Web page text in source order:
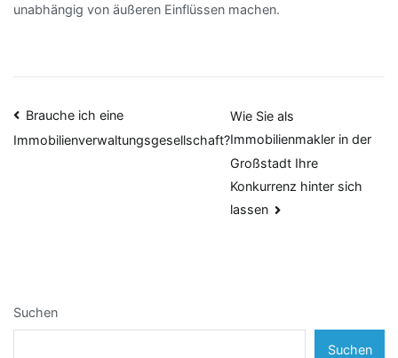
unabhängig von äußeren Einflüssen machen.
Beitragsnavigation
Brauche ich eine
Immobilienverwaltungsgesellschaft?
Wie Sie als
Immobilienmakler in der
Großstadt Ihre
Konkurrenz hinter sich
lassen
Suchen
Suchen